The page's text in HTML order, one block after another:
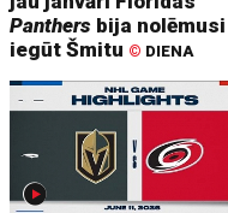
Panthers bija nolēmusi
iegūt Šmitu © DIENA